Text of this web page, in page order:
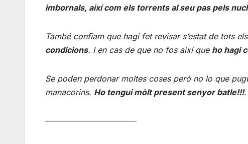
imbornals, així com els torrents al seu pas pels
També confiam que hagi fet revisar s’estat de tots
condicions. I en cas de que no fos així que ho hagi
Se poden perdonar moltes coses però no lo que
manacorins. Ho tengui mòlt present senyor batle!!!.
———————————-